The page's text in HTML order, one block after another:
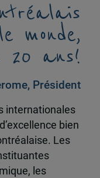
monde,
20 ans!
Président
internationales
bien
Les
les